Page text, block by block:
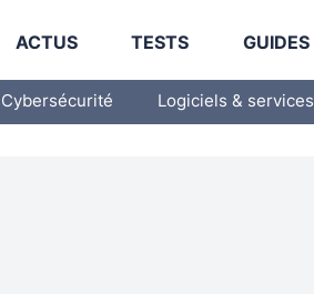
ACTUS TESTS GUIDES
Cybersécurité Logiciels & services